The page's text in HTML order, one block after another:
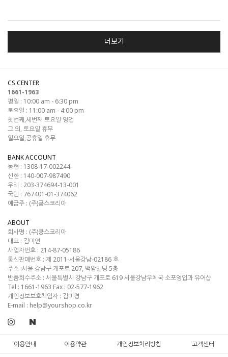
더보기
CS CENTER
1661-1963
평일 : 10:00 am - 6:30 pm
토요일 : 11:00 am - 4:00 pm
첫번째,세번째 토요일 영업
그 외, 토요일 휴무
일요일,공휴일 휴무
BANK ACCOUNT
농협 : 1308-17-002244
신한 : 140-007-987490
우리 : 203-374694-13-001
국민 : 767401-01-374062
예금주 : (주)쿵스코리아
ABOUT
회사명 : (주)쿵스코리아
대표 : 김미연
사업자번호 : 214-87-05186
통신판매번호 : 제 2011-서울강남-02186 호
주소 :서울 강남구 개포로 207, 백암빌딩 5층
반품회수주소 : 서울특별시 강남구 개포로 619 서울강남우체국 소포영업과 유어샵
Tel : 1661-1963 Fax : 02-577-1962
개인정보보호책임자 : 김미경
E-mail : help@yourshop.co.kr
이용안내 이용약관 개인정보처리방침 고객센터